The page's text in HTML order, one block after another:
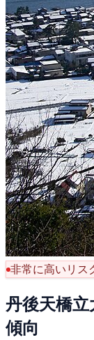
非常に高いリス
丹後天橋
傾向